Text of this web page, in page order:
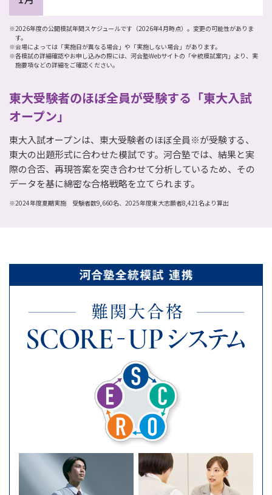
※2026年度の公開模試年間スケジュールです（2026年4月時点）。変更の可能性がありま
す。
※会場によっては「実施日が異なる場合」や「実施しない場合」があります。
※各模試の詳細確認やお申し込みの際には、河合塾Webサイトの「全統模試案内」より、実
施要項などの詳細をご確認ください。
東大受験者のほぼ全員が受験する「東大入試
オープン」
東大入試オープンは、東大受験者のほぼ全員※が受験する、
東大の出題形式に合わせた模試です。河合塾では、結果と実
際の合否、再現答案を突き合わせて分析しているため、その
データを基に綿密な合格戦略を立てられます。
※2024年度夏期実施 受験者数9,660名、2025年度東大志願者8,421名より算出